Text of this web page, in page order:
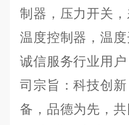
制器，压力开关
温度控制器，温
诚信服务行业用
司宗旨：科技创
备，品德为先，